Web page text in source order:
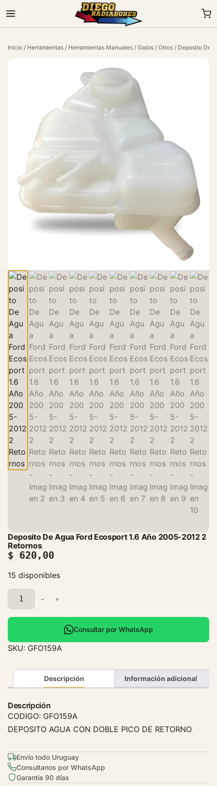
Inicio / Herramientas / Herramientas Manuales / Gatos / Otros / Deposito De
Deposito De Agua Ford Ecosport 1.6 Año 2005-2012 2
Retornos
$ 620,00
15 disponibles
D
e
p
s
i
D
A
g
u
F
o
r
− +
Consultar por WhatsApp
SKU: GFO159A
Descripción Información adicional
Descripción
CODIGO: GFO159A
DEPOSITO AGUA CON DOBLE PICO DE RETORNO
Envío todo Uruguay
Consultanos por WhatsApp
Garantía 90 días